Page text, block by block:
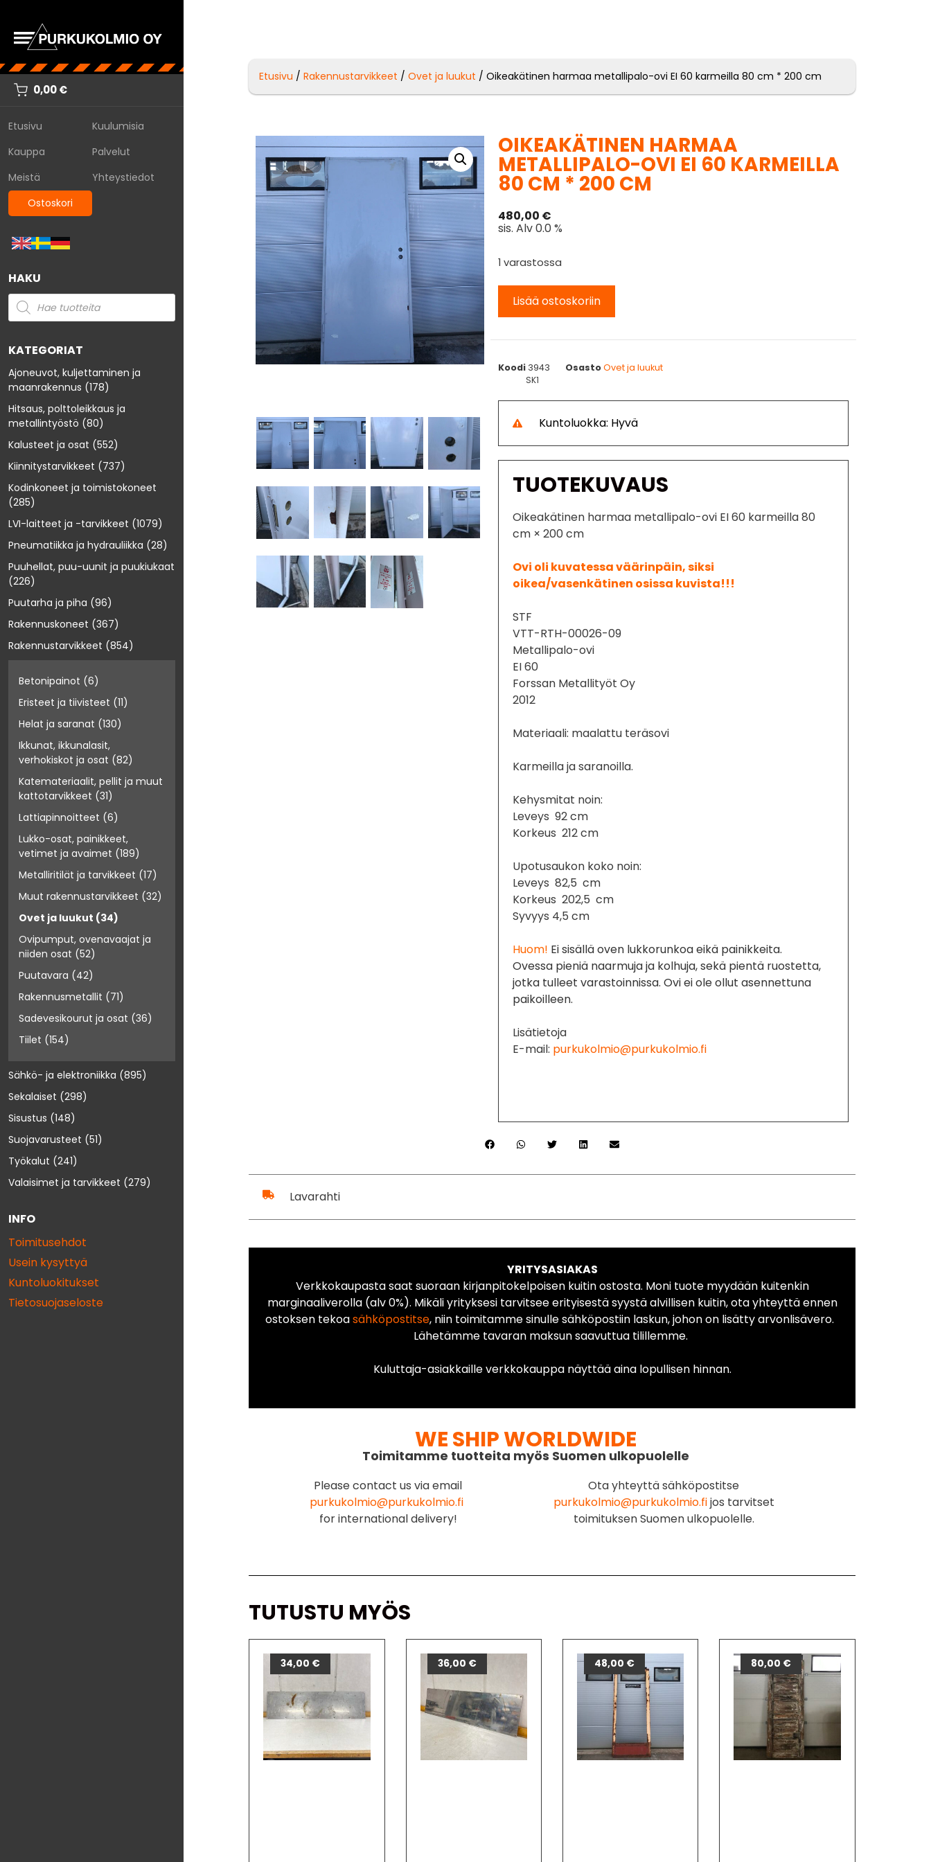
0,00€
Etusivu
Kuulumisia
Kauppa
Palvelut
Meistä
Yhteystiedot
Ostoskori
HAKU
KATEGORIAT
Ajoneuvot, kuljettaminen ja
maanrakennus (178)
Hitsaus, polttoleikkaus ja
metallintyöstö (80)
Kalusteet ja osat (552)
Kiinnitystarvikkeet (737)
Kodinkoneet ja toimistokoneet
(285)
LVI-laitteet ja -tarvikkeet (1079)
Pneumatiikka ja hydrauliikka (28)
Puuhellat, puu-uunit ja puukiukaat
(226)
Puutarha ja piha (96)
Rakennuskoneet (367)
Rakennustarvikkeet (854)
Betonipainot (6)
Eristeet ja tiivisteet (11)
Helat ja saranat (130)
Ikkunat, ikkunalasit,
verhokiskot ja osat (82)
Katemateriaalit, pellit ja muut
kattotarvikkeet (31)
Lattiapinnoitteet (6)
Lukko-osat, painikkeet,
vetimet ja avaimet (189)
Metalliritilät ja tarvikkeet (17)
Muut rakennustarvikkeet (32)
Ovet ja luukut (34)
Ovipumput, ovenavaajat ja
niiden osat (52)
Puutavara (42)
Rakennusmetallit (71)
Sadevesikourut ja osat (36)
Tiilet (154)
Sähkö- ja elektroniikka (895)
Sekalaiset (298)
Sisustus (148)
Suojavarusteet (51)
Työkalut (241)
Valaisimet ja tarvikkeet (279)
INFO
Toimitusehdot
Usein kysyttyä
Kuntoluokitukset
Tietosuojaseloste
Etusivu /Rakennustarvikkeet /Ovet ja luukut / Oikeakätinen harmaa metallipalo-ovi EI 60 karmeilla 80 cm * 200 cm
OIKEAKÄTINEN HARMAA
METALLIPALO-OVI EI 60 KARMEILLA
80 CM * 200 CM
480,00 €
sis. Alv 0.0 %
1 varastossa
Lisää ostoskoriin
Koodi 3943 Osasto Ovet ja luukut
SK1
Kuntoluokka: Hyvä
TUOTEKUVAUS
Oikeakätinen harmaa metallipalo-ovi EI 60 karmeilla 80
cm × 200 cm
Ovi oli kuvatessa väärinpäin, siksi
oikea/vasenkätinen osissa kuvista!!!
STF
VTT-RTH-00026-09
Metallipalo-ovi
EI 60
Forssan Metallityöt Oy
2012
Materiaali: maalattu teräsovi
Karmeilla ja saranoilla.
Kehysmitat noin:
Leveys 92 cm
Korkeus 212 cm
Upotusaukon koko noin:
Leveys 82,5 cm
Korkeus 202,5 cm
Syvyys 4,5 cm
Huom! Ei sisällä oven lukkorunkoa eikä painikkeita.
Ovessa pieniä naarmuja ja kolhuja, sekä pientä ruostetta,
jotka tulleet varastoinnissa. Ovi ei ole ollut asennettuna
paikoilleen.
Lisätietoja
E-mail: purkukolmio@purkukolmio.fi
Lavarahti
YRITYSASIAKAS
Verkkokaupasta saat suoraan kirjanpitokelpoisen kuitin ostosta. Moni tuote myydään kuitenkin
marginaaliverolla (alv 0%). Mikäli yrityksesi tarvitsee erityisestä syystä alvillisen kuitin, ota yhteyttä ennen
ostoksen tekoasähköpostitse, niin toimitamme sinulle sähköpostiin laskun, johon on lisätty arvonlisävero.
Lähetämme tavaran maksun saavuttua tilillemme.
Kuluttaja-asiakkaille verkkokauppa näyttää aina lopullisen hinnan.
WE SHIP WORLDWIDE
Toimitamme tuotteita myös Suomen ulkopuolelle
Please contact us via email
purkukolmio@purkukolmio.fi
for international delivery!
Ota yhteyttä sähköpostitse
purkukolmio@purkukolmio.fijos tarvitset
toimituksen Suomen ulkopuolelle.
TUTUSTU MYÖS
34,00 € 36,00 € 48,00 € 80,00 €